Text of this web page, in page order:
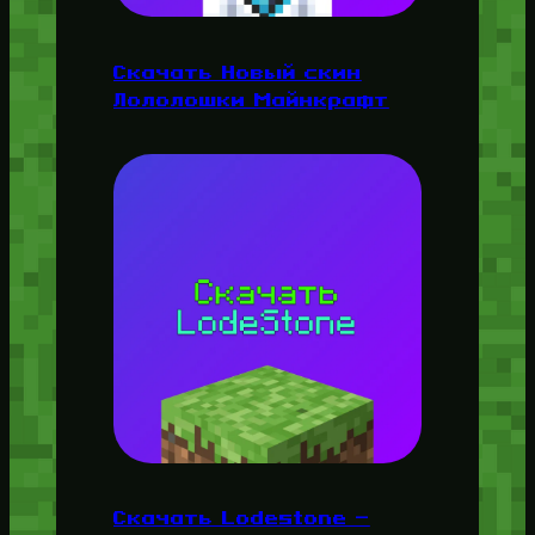
Скачать Новый скин
Лололошки Майнкрафт
Скачать Lodestone —